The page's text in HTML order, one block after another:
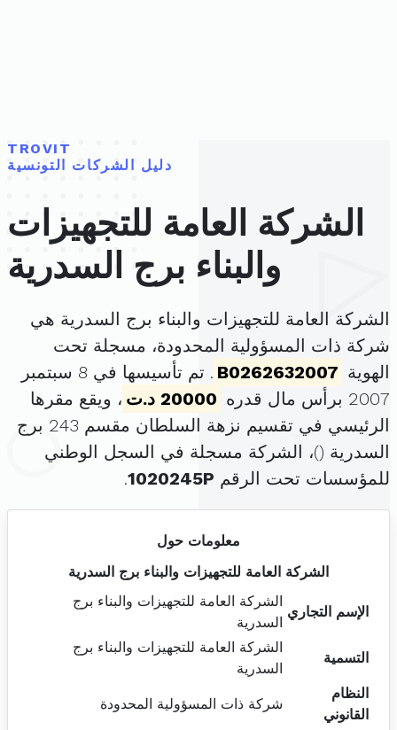
TROVIT
دليل الشركات التونسية
الشركة العامة للتجهيزات
والبناء برج السدرية
الشركة العامة للتجهيزات والبناء برج السدرية هي
شركة ذات المسؤولية المحدودة، مسجلة تحت
الهوية B0262632007
. تم تأسيسها في 8 سبتمبر
2007 برأس مال قدره
20000 د.ت
، ويقع مقرها
الرئيسي في تقسيم نزهة السلطان مقسم 243 برج
السدرية ()، الشركة مسجلة في السجل الوطني
للمؤسسات تحت الرقم 1020245P
.
معلومات حول
الشركة العامة للتجهيزات والبناء برج السدرية
الإسم التجاري
الشركة العامة للتجهيزات والبناء برج
السدرية
التسمية
الشركة العامة للتجهيزات والبناء برج
السدرية
النظام
القانوني
شركة ذات المسؤولية المحدودة